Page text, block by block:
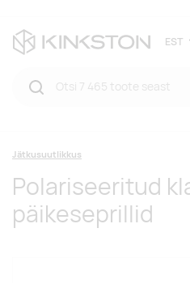
EST
Jätkusuutlikkus
Polariseeritud
päikeseprillid